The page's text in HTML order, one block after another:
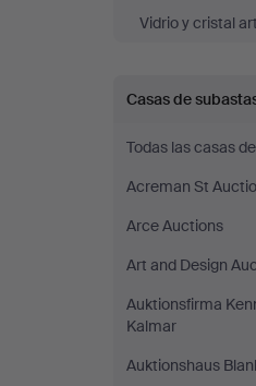
en
Auctions
Vidrio y cristal
Casas de
Todas las casas
Acreman St
Arce Auctions
Art and Design
Auktionsfirma
Kalmar
Auktionshaus